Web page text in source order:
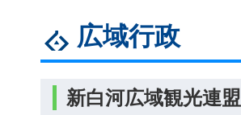
広域行政
新白河広域観光連盟